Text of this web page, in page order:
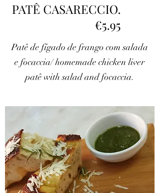
PATÊ CASARECCIO.
€5.95
Patê de fígado de frango com salada
e focaccia/ homemade chicken liver
patê with salad and focaccia.